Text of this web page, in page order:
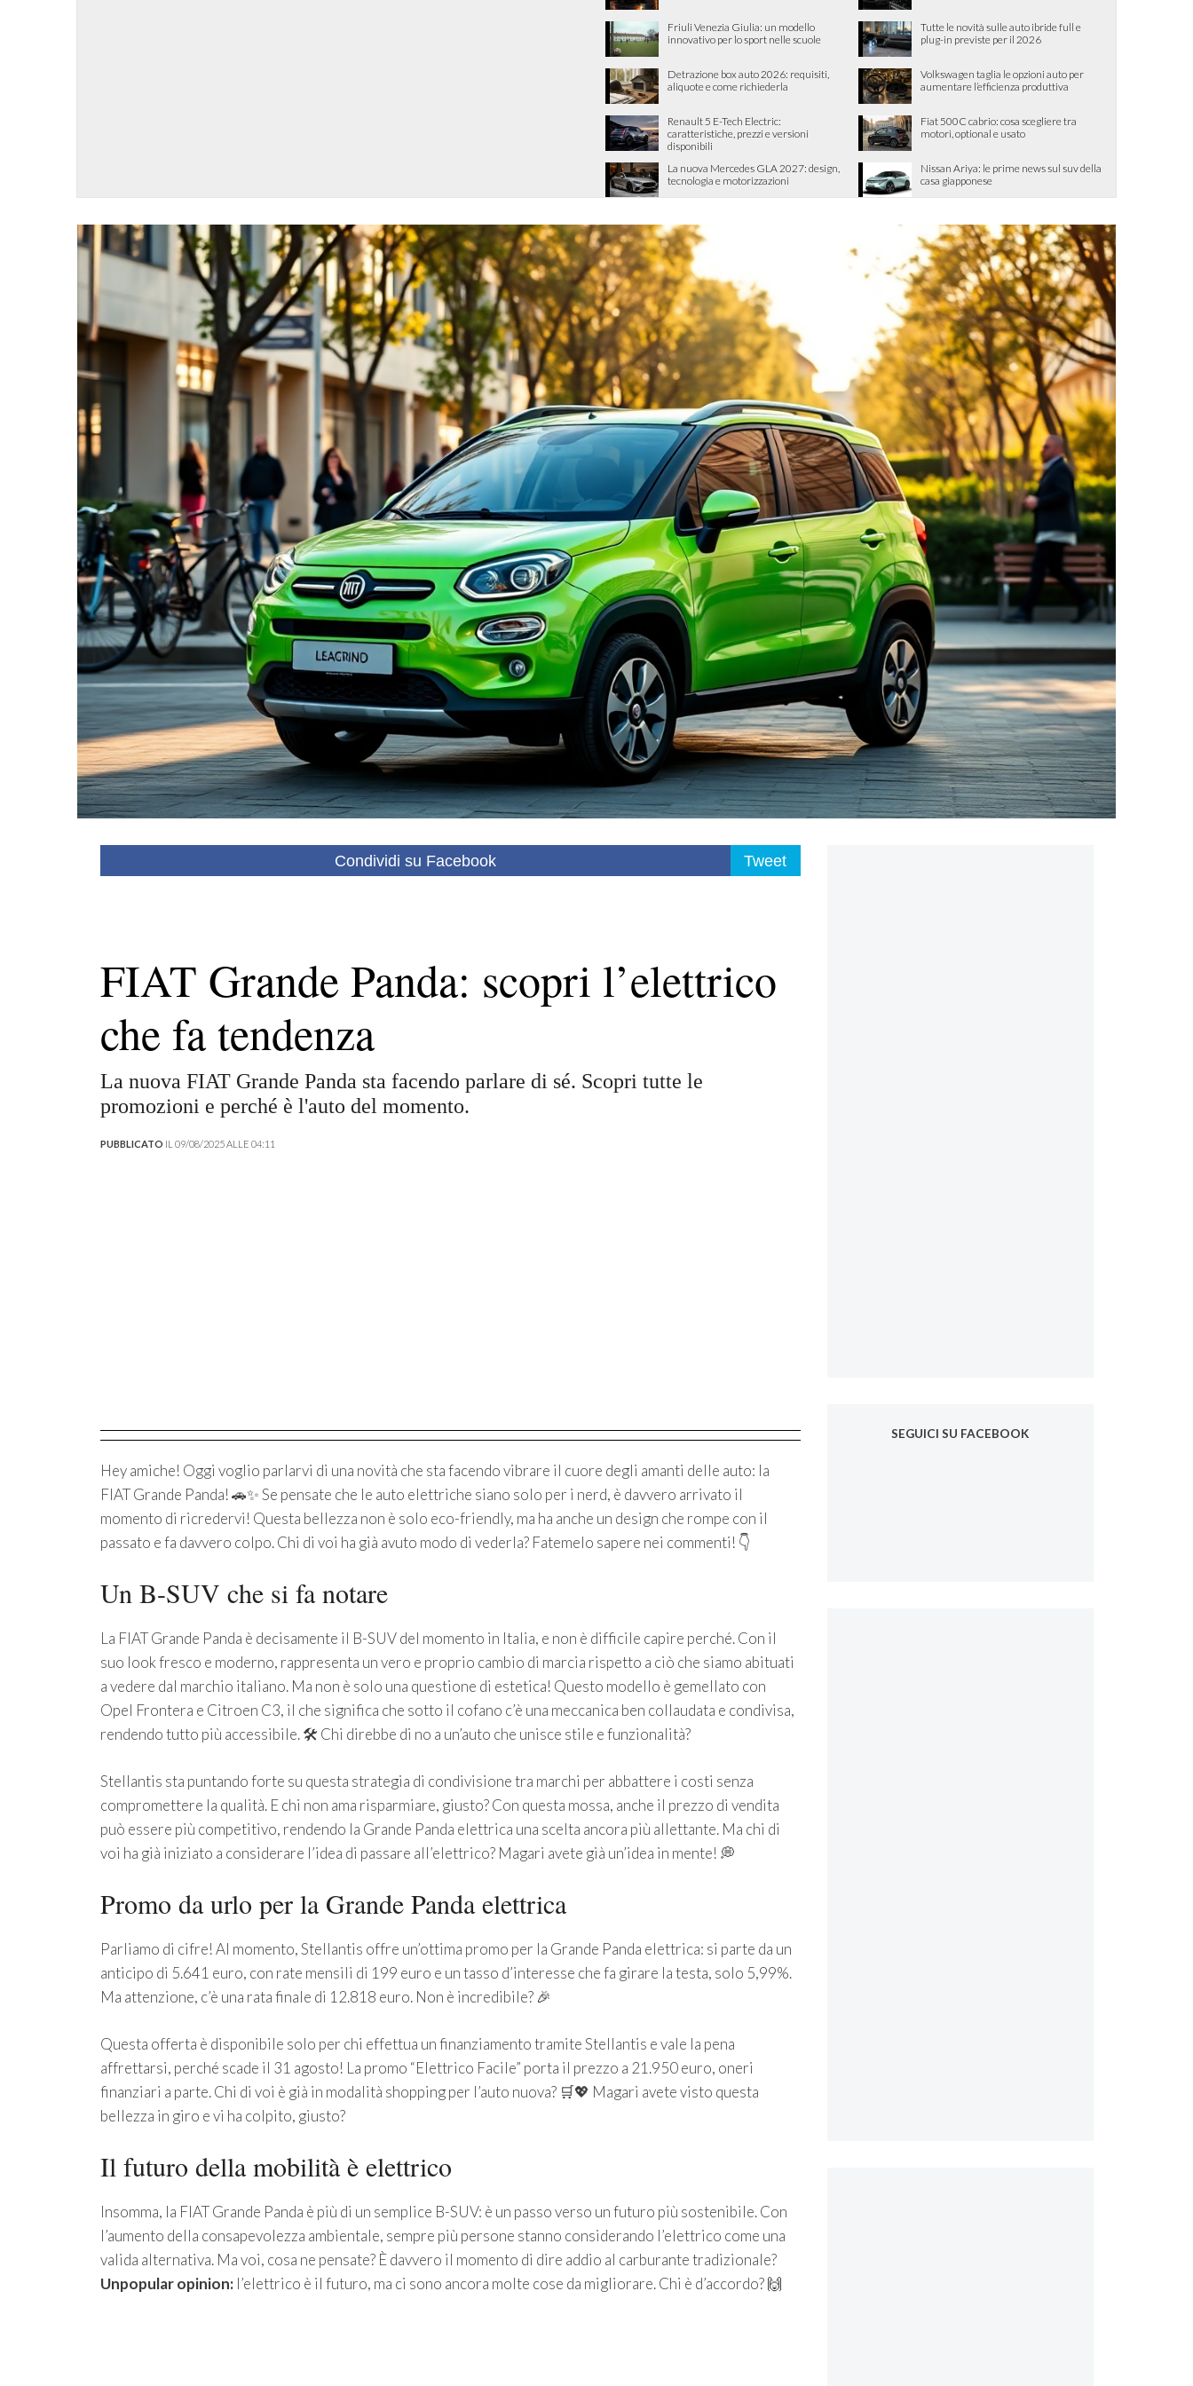
Friuli Venezia Giulia: un modello
innovativo per lo sport nelle scuole
Tutte le novità sulle auto ibride full e
plug-in previste per il 2026
Detrazione box auto 2026: requisiti,
aliquote e come richiederla
Volkswagen taglia le opzioni auto per
aumentare l’efficienza produttiva
Renault 5 E-Tech Electric:
caratteristiche, prezzi e versioni
disponibili
Fiat 500C cabrio: cosa scegliere tra
motori, optional e usato
La nuova Mercedes GLA 2027: design,
tecnologia e motorizzazioni
Nissan Ariya: le prime news sul suv della
casa giapponese
Condividi su Facebook Tweet
FIAT Grande Panda: scopri l’elettrico
che fa tendenza
La nuova FIAT Grande Panda sta facendo parlare di sé. Scopri tutte le
promozioni e perché è l'auto del momento.
PUBBLICATO IL 09/08/2025 ALLE 04:11
Hey amiche! Oggi voglio parlarvi di una novità che sta facendo vibrare il cuore degli amanti delle auto: la
FIAT Grande Panda! 🚗✨ Se pensate che le auto elettriche siano solo per i nerd, è davvero arrivato il
momento di ricredervi! Questa bellezza non è solo eco-friendly, ma ha anche un design che rompe con il
passato e fa davvero colpo. Chi di voi ha già avuto modo di vederla? Fatemelo sapere nei commenti! 👇
Un B-SUV che si fa notare
La FIAT Grande Panda è decisamente il B-SUV del momento in Italia, e non è difficile capire perché. Con il
suo look fresco e moderno, rappresenta un vero e proprio cambio di marcia rispetto a ciò che siamo abituati
a vedere dal marchio italiano. Ma non è solo una questione di estetica! Questo modello è gemellato con
Opel Frontera e Citroen C3, il che significa che sotto il cofano c’è una meccanica ben collaudata e condivisa,
rendendo tutto più accessibile. 🛠️ Chi direbbe di no a un’auto che unisce stile e funzionalità?
Stellantis sta puntando forte su questa strategia di condivisione tra marchi per abbattere i costi senza
compromettere la qualità. E chi non ama risparmiare, giusto? Con questa mossa, anche il prezzo di vendita
può essere più competitivo, rendendo la Grande Panda elettrica una scelta ancora più allettante. Ma chi di
voi ha già iniziato a considerare l’idea di passare all’elettrico? Magari avete già un’idea in mente! 💭
Promo da urlo per la Grande Panda elettrica
Parliamo di cifre! Al momento, Stellantis offre un’ottima promo per la Grande Panda elettrica: si parte da un
anticipo di 5.641 euro, con rate mensili di 199 euro e un tasso d’interesse che fa girare la testa, solo 5,99%.
Ma attenzione, c’è una rata finale di 12.818 euro. Non è incredibile? 🎉
Questa offerta è disponibile solo per chi effettua un finanziamento tramite Stellantis e vale la pena
affrettarsi, perché scade il 31 agosto! La promo “Elettrico Facile” porta il prezzo a 21.950 euro, oneri
finanziari a parte. Chi di voi è già in modalità shopping per l’auto nuova? 🛒💖 Magari avete visto questa
bellezza in giro e vi ha colpito, giusto?
Il futuro della mobilità è elettrico
Insomma, la FIAT Grande Panda è più di un semplice B-SUV: è un passo verso un futuro più sostenibile. Con
l’aumento della consapevolezza ambientale, sempre più persone stanno considerando l’elettrico come una
valida alternativa. Ma voi, cosa ne pensate? È davvero il momento di dire addio al carburante tradizionale?
Unpopular opinion:l’elettrico è il futuro, ma ci sono ancora molte cose da migliorare. Chi è d’accordo? 🙌
SEGUICI SU FACEBOOK